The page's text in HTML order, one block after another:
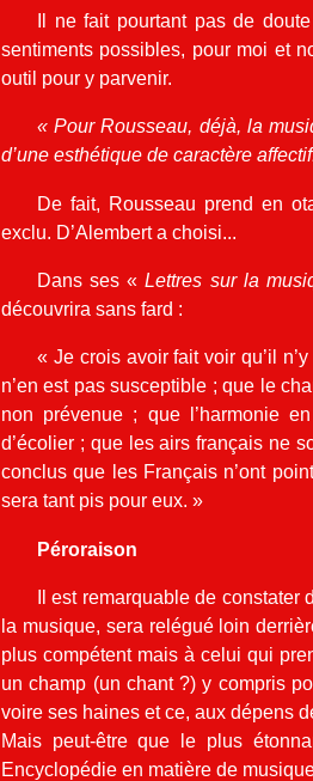
Il ne fait pourtant pas de
sentiments possibles, pour moi et
outil pour y parvenir.
« Pour Rousseau, déjà, la
d’une esthétique de caractère
De fait, Rousseau prend en
exclu. D’Alembert a choisi...
Dans ses «Lettres sur la
découvrira sans fard :
« Je crois avoir fait voir qu’il
n’en est pas susceptible ; que le
non prévenue ; que l’harmonie
d’écolier ; que les airs français ne
conclus que les Français n’ont
sera tant pis pour eux. »
Péroraison
Il est remarquable de constater
la musique, sera relégué loin
plus compétent mais à celui qui
un champ (un chant ?) y compris
voire ses haines et ce, aux dépens
Mais peut-être que le plus
Encyclopédie en matière de